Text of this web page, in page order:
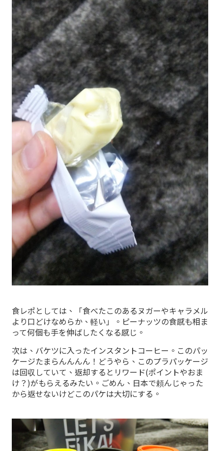
食レポとしては、「食べたこのあるヌガーやキャラメル
より口どけなめらか、軽い」。ピーナッツの食感も相ま
って何個も手を伸ばしたくなる感じ。
次は、バケツに入ったインスタントコーヒー。このパッ
ケージたまらんんんん！どうやら、このプラパッケージ
は回収していて、返却するとリワード(ポイントやおま
け？)がもらえるみたい。ごめん、日本で頼んじゃった
から返せないけどこのパケは大切にする。